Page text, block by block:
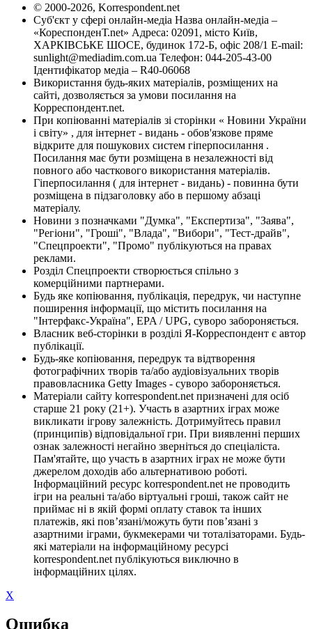
© 2000-2026, Korrespondent.net
Суб'єкт у сфері онлайн-медіа Назва онлайн-медіа –
«КореспонденТ.net» Адреса: 02091, місто Київ,
ХАРКІВСЬКЕ ШОСЕ, будинок 172-Б, офіс 208/1 E-mail:
sunlight@mediadim.com.ua Телефон: 044-205-43-00
Ідентифікатор медіа – R40-06068
Використання будь-яких матеріалів, розміщених на
сайті, дозволяється за умови посилання на
Корреспондент.net.
При копіюванні матеріалів зі сторінки « Новини України
і світу» , для інтернет - видань - обов'язкове пряме
відкрите для пошукових систем гіперпосилання .
Посилання має бути розміщена в незалежності від
повного або часткового використання матеріалів.
Гіперпосилання ( для інтернет - видань) - повинна бути
розміщена в підзаголовку або в першому абзаці
матеріалу.
Новини з позначками "Думка", "Експертиза", "Заява",
"Регіони", "Гроші", "Влада", "Вибори", "Тест-драйв",
"Спецпроекти", "Промо" публікуються на правах
реклами.
Розділ Спецпроекти створюється спільно з
комерційними партнерами.
Будь яке копіювання, публікація, передрук, чи наступне
поширення інформації, що містить посилання на
"Інтерфакс-Україна", EPA / UPG, суворо забороняється.
Власник веб-сторінки в розділі Я-Корреспондент є автор
публікації.
Будь-яке копіювання, передрук та відтворення
фотографічних творів та/або аудіовізуальних творів
правовласника Getty Images - суворо забороняється.
Матеріали сайту korrespondent.net призначені для осіб
старше 21 року (21+). Участь в азартних іграх може
викликати ігрову залежність. Дотримуйтесь правил
(принципів) відповідальної гри. При виявленні перших
ознак залежності негайно зверніться до спеціаліста.
Пам'ятайте, що участь в азартних іграх не може бути
джерелом доходів або альтернативою роботі.
Інформаційний ресурс korrespondent.net не проводить
ігри на реальні та/або віртуальні гроші, також сайт не
приймає ні в якій формі оплату ставок та інших
платежів, які пов’язані/можуть бути пов’язані з
азартними іграми, букмекерами чи тоталізаторами. Будь-
які матеріали на інформаційному ресурсі
korrespondent.net публікуються виключно в
інформаційних цілях.
X
Ошибка